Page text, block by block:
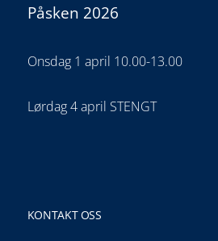
Påsken 2026
Onsdag 1 april 10.00-13.00
Lørdag 4 april STENGT
KONTAKT OSS